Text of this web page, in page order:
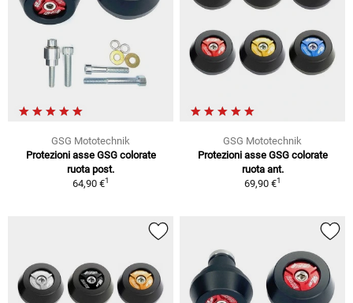
GSG Mototechnik
Protezioni asse GSG colorate
ruota post.
64,90 €1
GSG Mototechnik
Protezioni asse GSG colorate
ruota ant.
69,90 €1